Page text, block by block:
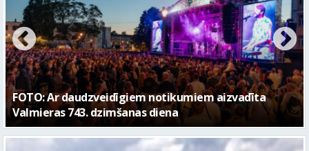
FOTO: Valmieras pilsētas svētku gājiens 2026